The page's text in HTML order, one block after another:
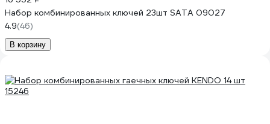
Набор комбинированных ключей 23шт SATA 09027
4.9(46)
В корзину